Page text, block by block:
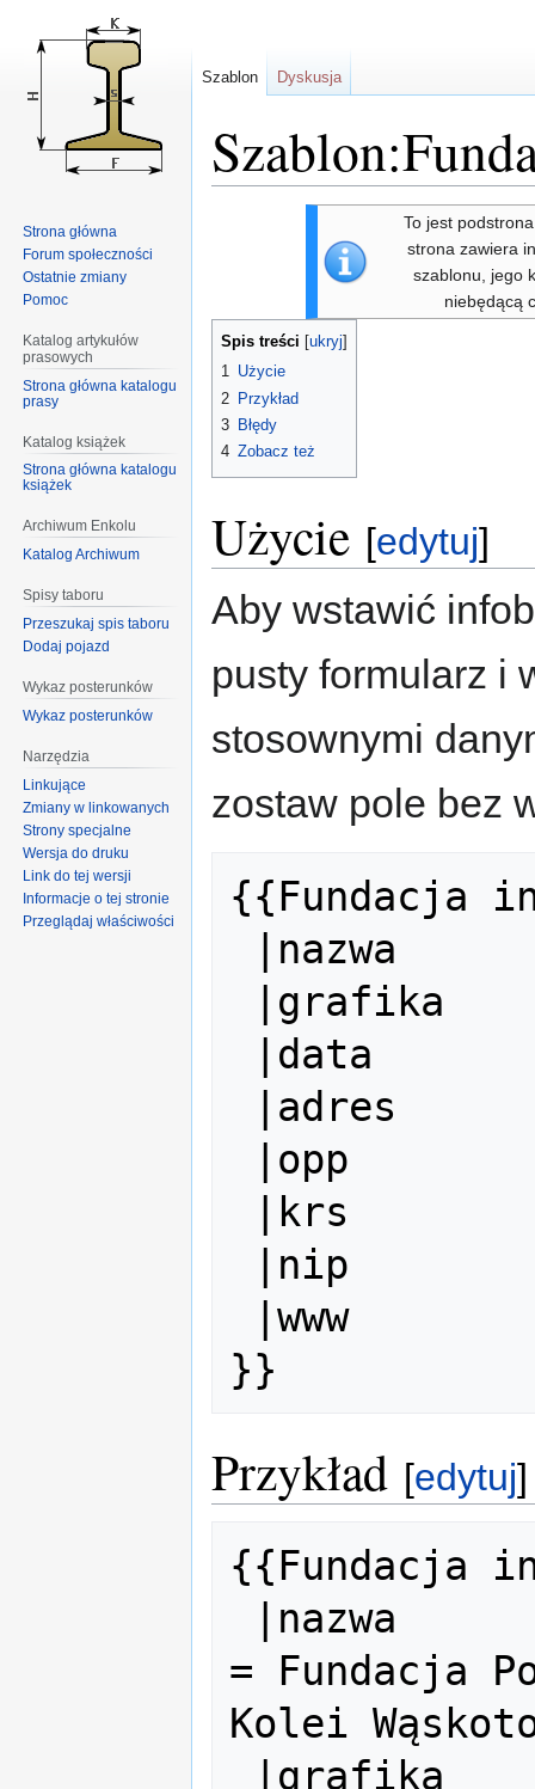
To jest
strona zawiera
szablonu, jego
niebędącą
Spis treści
1 Użycie
2 Przykład
3 Błędy
4 Zobacz też
Użycie [edytuj]
Aby wstawić
pusty formularz i
stosownymi
zostaw pole bez
{{Fundacja
Przykład [edytuj]
{{Fundacja
= Fundacja
Kolei
Szablon Dyskusja
Strona główna
Forum społeczności
Ostatnie zmiany
Pomoc
Katalog artykułów
prasowych
Strona główna katalogu
prasy
Katalog książek
Strona główna katalogu
książek
Archiwum Enkolu
Katalog Archiwum
Spisy taboru
Przeszukaj spis taboru
Dodaj pojazd
Wykaz posterunków
Wykaz posterunków
Narzędzia
Linkujące
Zmiany w linkowanych
Strony specjalne
Wersja do druku
Link do tej wersji
Informacje o tej stronie
Przeglądaj właściwości